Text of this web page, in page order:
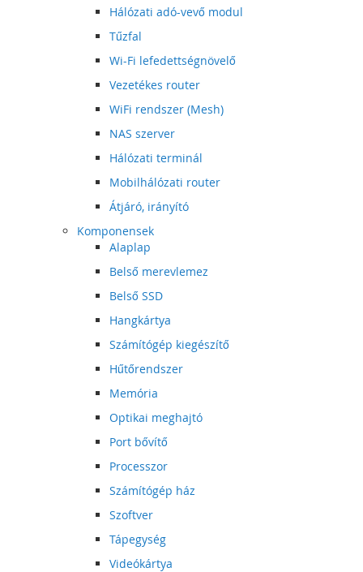
Hálózati adó-vevő modul
Tűzfal
Wi-Fi lefedettségnövelő
Vezetékes router
WiFi rendszer (Mesh)
NAS szerver
Hálózati terminál
Mobilhálózati router
Átjáró, irányító
Komponensek
Alaplap
Belső merevlemez
Belső SSD
Hangkártya
Számítógép kiegészítő
Hűtőrendszer
Memória
Optikai meghajtó
Port bővítő
Processzor
Számítógép ház
Szoftver
Tápegység
Videókártya